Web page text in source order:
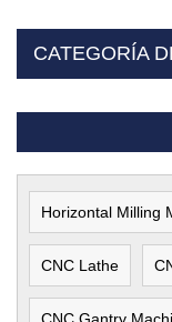
CATEGORÍA
Horizontal Milling
CNC Lathe
CNC Gantry